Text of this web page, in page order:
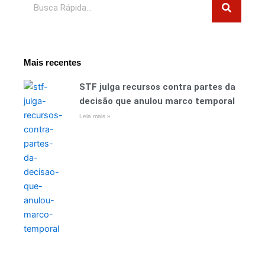
Mais recentes
STF julga recursos contra partes da
decisão que anulou marco temporal
Leia mais »